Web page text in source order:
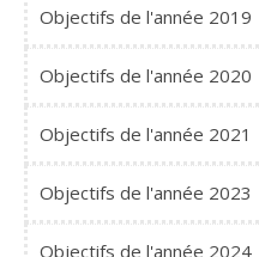
Objectifs de l'année 2019
Objectifs de l'année 2020
Objectifs de l'année 2021
Objectifs de l'année 2023
Objectifs de l'année 2024